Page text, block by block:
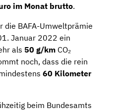
im Monat brutto.
die BAFA-Umweltprämie
Januar 2022 ein
als 50 g/km CO₂
noch, dass die rein
60 Kilometer
beim Bundesamts